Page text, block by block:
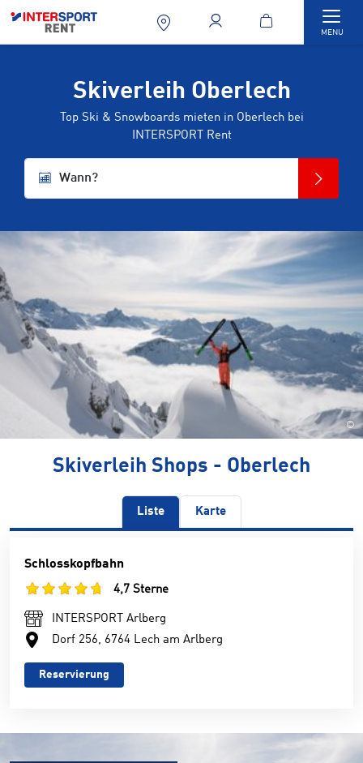
MENU
Skiverleih Oberlech
Top Ski & Snowboards mieten in Oberlech bei
INTERSPORT Rent
Wann?
©
Skiverleih Shops - Oberlech
Liste Karte
Schlosskopfbahn
4,7 Sterne
INTERSPORT Arlberg
Dorf 256, 6764 Lech am Arlberg
Reservierung